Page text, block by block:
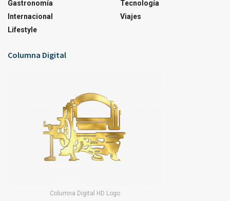
Gastronomía
Internacional
Lifestyle
Tecnología
Viajes
Columna Digital
Columna Digital HD Logo